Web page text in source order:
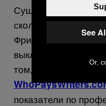
Существуют
сколько
Фрилансеры вроде
выкладывать
том, кто и сколько
показатели по
See
Or,